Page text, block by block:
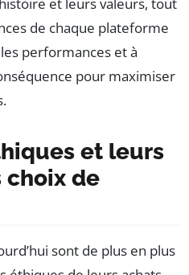
et leurs valeurs, tout
de chaque plateforme
performances et à
pour maximiser
et leurs
choix de
sont de plus en plus